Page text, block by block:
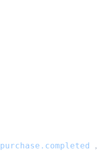
,
purchase.completed